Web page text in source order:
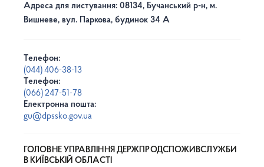
Адреса для листування: 08134, Бучанський р-н, м.
Вишневе, вул. Паркова, будинок 34 А
Телефон:
(044) 406-38-13
Телефон:
(066) 247-51-78
Електронна пошта:
gu@dpssko.gov.ua
ГОЛОВНЕ УПРАВЛІННЯ ДЕРЖПРОДСПОЖИВСЛУЖБИ
В КИЇВСЬКІЙ ОБЛАСТІ